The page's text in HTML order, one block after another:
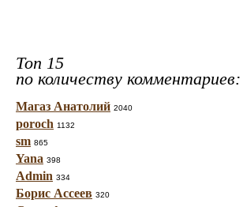
Топ 15
по количеству комментариев:
Магаз Анатолий 2040
poroch 1132
sm 865
Yana 398
Admin 334
Борис Ассеев 320